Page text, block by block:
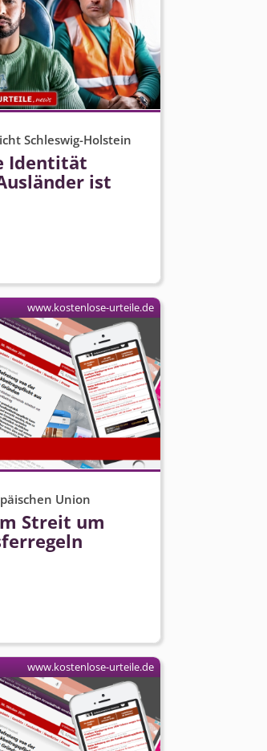
Schleswig-Holstein
Identität
ist
Union
Streit um
www.kostenlose-urteile.de
www.kostenlose-urteile.de